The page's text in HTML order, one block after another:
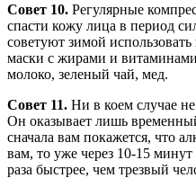
Совет 10. Регулярные
спасти кожу лица в период
советуют зимой
маски с жирами и
молоко, зеленый чай, мед.
Совет 11. Ни в коем случае не
Он оказывает лишь
сначала вам покажется, что
вам, то уже через 10-15 минут
раза быстрее, чем трезвый